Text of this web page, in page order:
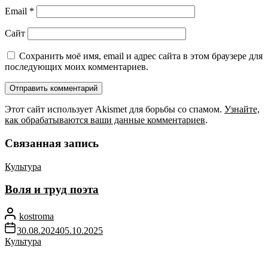
Email *
Сайт
Сохранить моё имя, email и адрес сайта в этом браузере для
последующих моих комментариев.
Этот сайт использует Akismet для борьбы со спамом. Узнайте,
как обрабатываются ваши данные комментариев.
Связанная запись
Культура
Воля и труд поэта
kostroma
30.08.202405.10.2025
Культура